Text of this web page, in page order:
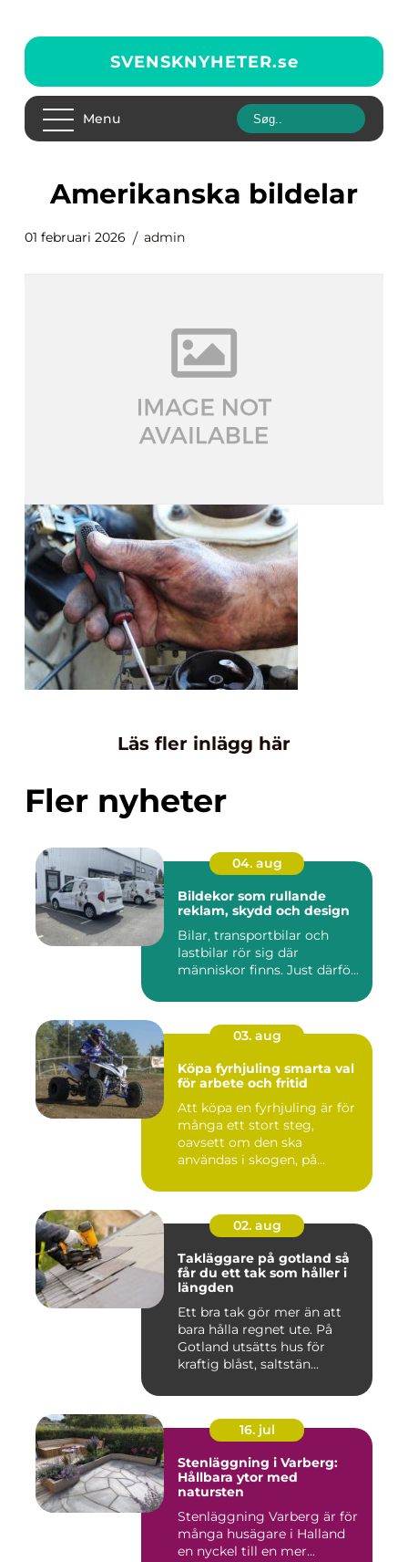
SVENSKNYHETER.se
Menu
Amerikanska bildelar
01 februari 2026 admin
Läs fler inlägg här
Fler nyheter
04. aug
Bildekor som rullande
reklam, skydd och design
Bilar, transportbilar och
lastbilar rör sig där
människor finns. Just därfö...
03. aug
Köpa fyrhjuling smarta val
för arbete och fritid
Att köpa en fyrhjuling är för
många ett stort steg,
oavsett om den ska
användas i skogen, på
02. aug
Takläggare på gotland så
får du ett tak som håller i
längden
Ett bra tak gör mer än att
bara hålla regnet ute. På
Gotland utsätts hus för
kraftig blåst, saltstän...
16. jul
Stenläggning i Varberg:
Hållbara ytor med
natursten
Stenläggning Varberg är för
många husägare i Halland
en nyckel till en mer...